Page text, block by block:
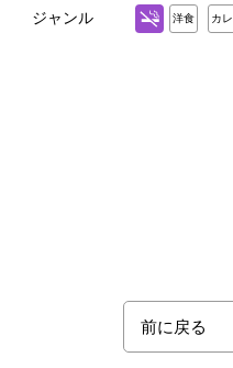
ジャンル 洋食 カ
前に戻る